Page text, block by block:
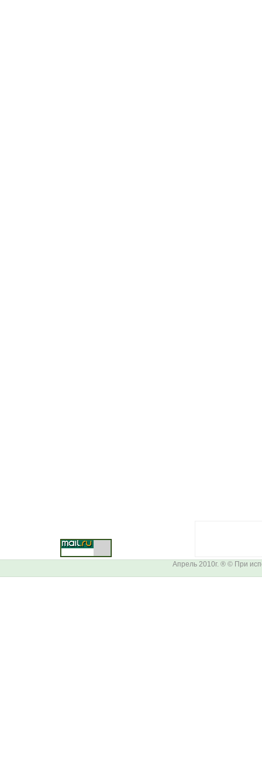
Апрель 2010г. ® © При